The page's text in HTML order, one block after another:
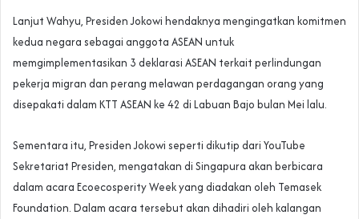
Lanjut Wahyu, Presiden Jokowi hendaknya mengingatkan komitmen
kedua negara sebagai anggota ASEAN untuk
memgimplementasikan 3 deklarasi ASEAN terkait perlindungan
pekerja migran dan perang melawan perdagangan orang yang
disepakati dalam KTT ASEAN ke 42 di Labuan Bajo bulan Mei lalu.
Sementara itu, Presiden Jokowi seperti dikutip dari YouTube
Sekretariat Presiden, mengatakan di Singapura akan berbicara
dalam acara Ecoecosperity Week yang diadakan oleh Temasek
Foundation. Dalam acara tersebut akan dihadiri oleh kalangan